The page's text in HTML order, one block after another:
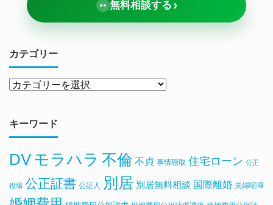
無料相談する ›
カテゴリー
キーワード
DV モラハラ 不倫 不貞 事情聴取 住宅ローン 公正
役場 公正証書 公証人 別居 別居無料相談 国際離婚 夫婦喧嘩